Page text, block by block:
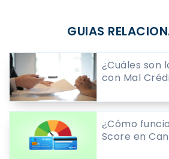
GUIAS
¿Cuáles son
con Mal
¿Cómo
Score en